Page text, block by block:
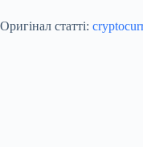
Оригінал статті: